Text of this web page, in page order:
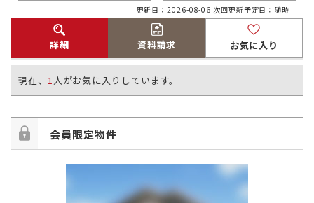
更新日：2026-08-06 次回更新予定日：随時
詳細 資料請求 お気に入り
現在、 1人がお気に入りしています。
会員限定物件